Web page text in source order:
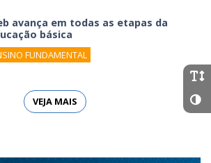
avança em todas as etapas da
básica
FUNDAMENTAL
VEJA MAIS